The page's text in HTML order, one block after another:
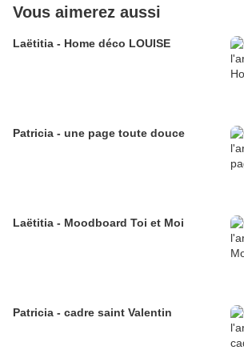
Vous aimerez aussi
Laëtitia - Home déco LOUISE
Patricia - une page toute douce
Laëtitia - Moodboard Toi et Moi
Patricia - cadre saint Valentin